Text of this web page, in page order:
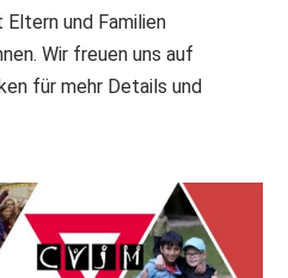
und Familien
Wir freuen uns auf
für mehr Details und